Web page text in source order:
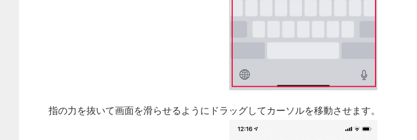
指の力を抜いて画面を滑らせるようにドラッグしてカーソルを移動させます。